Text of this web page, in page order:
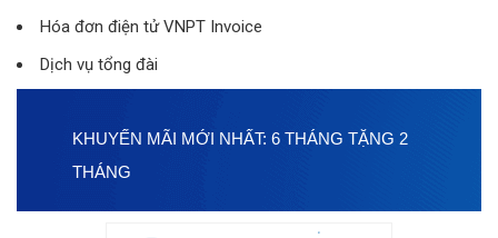
Hóa đơn điện tử VNPT Invoice
Dịch vụ tổng đài
KHUYẾN MÃI MỚI NHẤT: 6 THÁNG TẶNG 2
THÁNG